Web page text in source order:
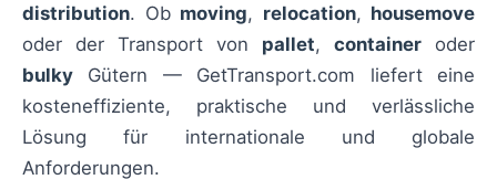
distribution. Ob moving, relocation, housemove
oder der Transport von pallet, container oder
bulky Gütern — GetTransport.com liefert eine
kosteneffiziente, praktische und verlässliche
Lösung für internationale und globale
Anforderungen.